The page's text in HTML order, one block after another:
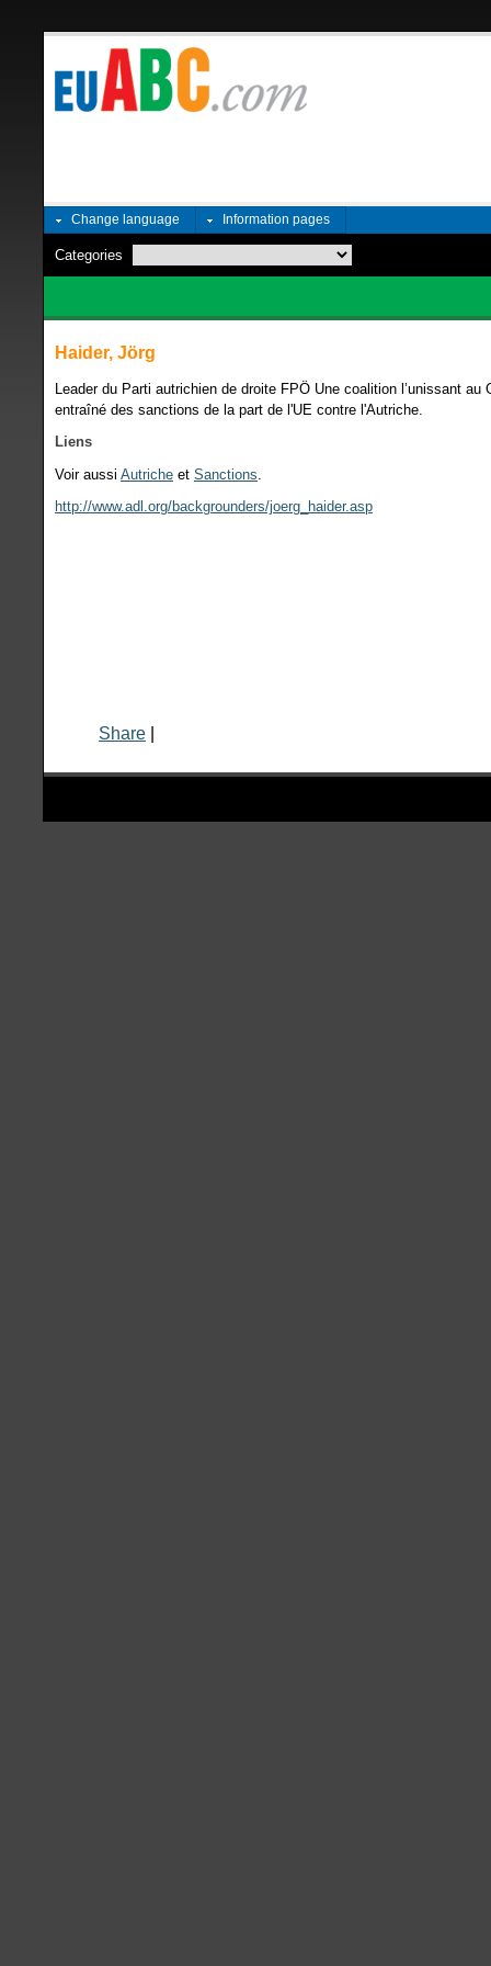
Change language Information pages
Categories
Haider, Jörg
Leader du Parti autrichien de droite FPÖ Une coalition l’unissant au
entraîné des sanctions de la part de l'UE contre l'Autriche.
Liens
Voir aussi Autriche et Sanctions
http://www.adl.org/backgrounders/joerg_haider.asp
Share